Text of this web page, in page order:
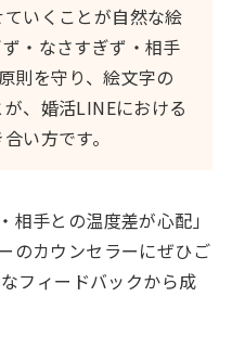
いくことが自然な絵
・なさすぎず・相手
則を守り、絵文字の
、婚活LINEにおける
い方です。
相手との温度差が心配」
のカウンセラーにぜひご
フィードバックから成